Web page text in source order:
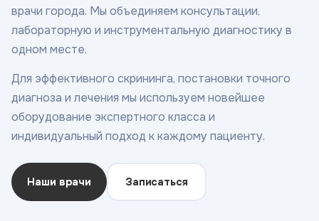
врачи города. Мы объединяем консультации,
лабораторную и инструментальную диагностику в
одном месте.
Для эффективного скрининга, постановки точного
диагноза и лечения мы используем новейшее
оборудование экспертного класса и
индивидуальный подход к каждому пациенту.
Наши врачи Записаться